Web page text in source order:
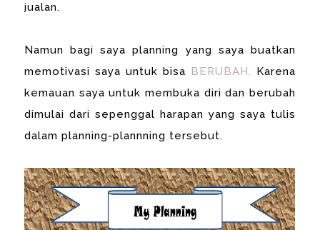
jualan.
Namun bagi saya planning yang saya buatkan
memotivasi saya untuk bisa
BERUBAH. Karena
kemauan saya untuk membuka diri dan berubah
dimulai dari sepenggal harapan yang saya tulis
dalam planning-plannning tersebut.